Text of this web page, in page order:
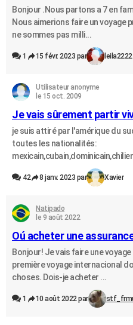
Bonjour .Nous partons a 7 en
Nous aimerions faire un voyage
ne sommes pas milli...
1 15 févr. 2023 par leila2222
Utilisateur anonyme
le 15 oct. 2009
Je vais sûrement partir
je suis attiré par l'amérique du
toutes les nationalités:
42 8 janv. 2023 par Xavier
Natipado
le 9 août 2022
Oú acheter une
Bonjour! Je vais faire une
première voyage internacional
choses. Dois-je acheter ...
1 10 août 2022 par